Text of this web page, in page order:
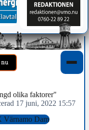
olika faktorer"
17 juni, 2022 15:57
Värnamo Dam